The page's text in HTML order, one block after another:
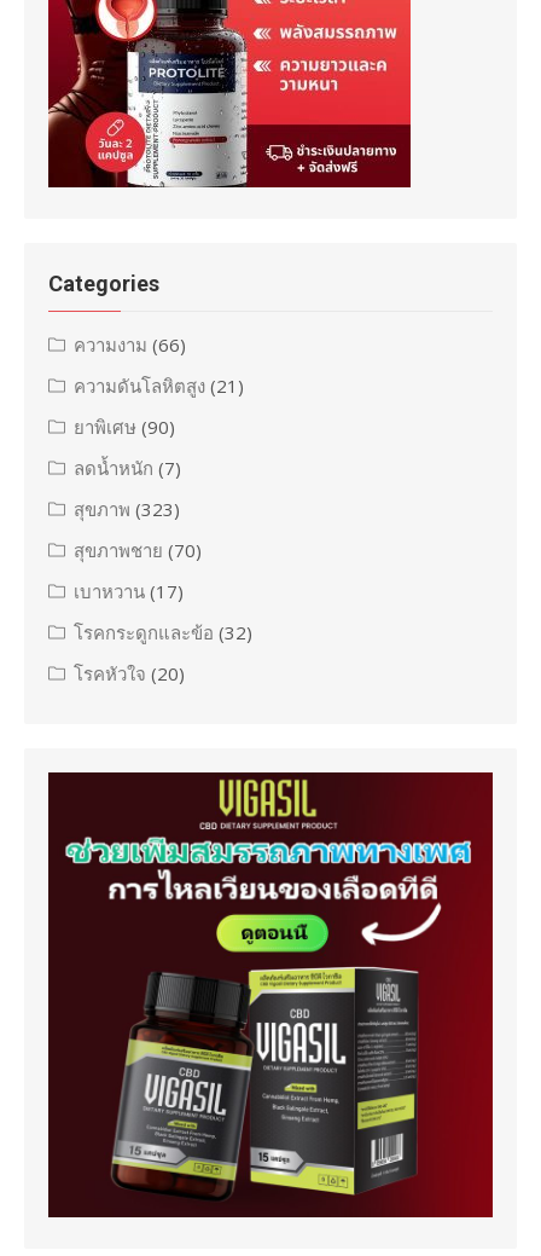
Categories
ความงาม (66)
ความดันโลหิตสูง (21)
ยาพิเศษ (90)
ลดน้ำหนัก (7)
สุขภาพ (323)
สุขภาพชาย (70)
เบาหวาน (17)
โรคกระดูกและข้อ (32)
โรคหัวใจ (20)